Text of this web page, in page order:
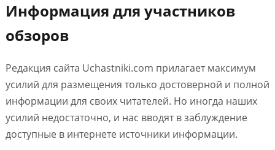
Информация для участников
обзоров
Редакция сайта Uchastniki.com прилагает максимум
усилий для размещения только достоверной и полной
информации для своих читателей. Но иногда наших
усилий недостаточно, и нас вводят в заблуждение
доступные в интернете источники информации.